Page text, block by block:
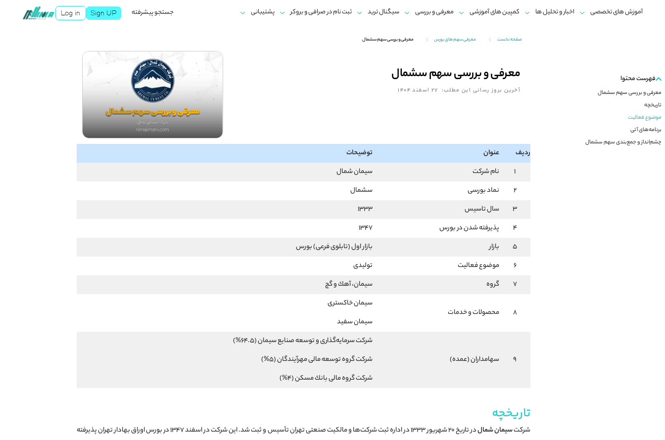
Log in Sign UP جستجو پیشرفته آموزش های تخصصی اخبار و تحلیل ها کمپین های آموزشی معرفی و بررسی سیگنال ترید ثبت نام در صرافی و بروکر پشتیبانی
صفحه نخست معرفی سهم های بورس معرفی و بررسی سهم سشمال
معرفی و بررسی سهم سشمال
آخرین بروز رسانی این مطلب: 27 اسفند 1404
ردیف عنوان
توضیحات
1
نام شرکت
سیمان شمال
2
نماد بورسی
سشمال
3
سال تاسیس
1333
4
پذیرفته شدن در بورس
1347
5
بازار
بازار اول (تابلوی فرعی) بورس
6
موضوع فعالیت
تولیدی
7
گروه سيمان، آهك و گچ
8 محصولات و خدمات
سیمان خاکستری
سیمان سفید
9 سهامداران (عمده)
شركت سرمايه‌گذاری و توسعه صنايع سيمان (64.5%)
شركت گروه توسعه مالی مهرآيندگان (5%)
شركت گروه مالی بانك مسكن (4%)
تاریخچه
شرکتسیمان شمال
در تاریخ ۲۰ شهریور ۱۳۳۳ در اداره ثبت شرکت‌ها و مالکیت صنعتی تهران تأسیس و ثبت شد. این شرکت در اسفند ۱۳۴۷ در بورس اوراق بهادار تهران پذیرفته
فهرست محتوا
معرفی و بررسی سهم سشمال
تاریخچه
موضوع فعالیت
برنامه‌های آتی
چشم‌انداز و جمع‌بندی سهم سشمال